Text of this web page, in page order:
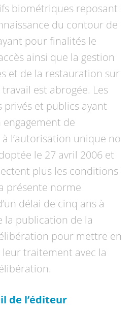
biométriques reposant
du contour de
pour finalités le
ainsi que la gestion
et de la restauration sur
est abrogée. Les
privés et publics ayant
de
l’autorisation unique no
le 27 avril 2006 et
plus les conditions
présente norme
délai de cinq ans à
la publication de la
pour mettre en
traitement avec la
de l’éditeur